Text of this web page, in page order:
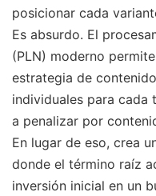
posicionar cada
Es absurdo. El
(PLN) moderno
estrategia de
individuales para cada
a penalizar por
En lugar de eso, crea
donde el término raíz
inversión inicial en un